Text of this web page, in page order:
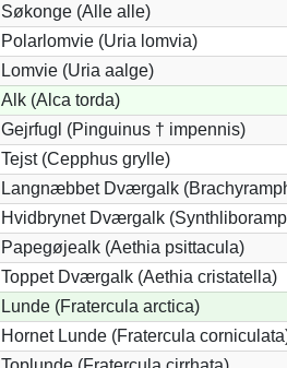
Søkonge (Alle alle)
Polarlomvie (Uria lomvia)
Lomvie (Uria aalge)
Alk (Alca torda)
Gejrfugl (Pinguinus † impennis)
Tejst (Cepphus grylle)
Langnæbbet Dværgalk
Hvidbrynet Dværgalk
Papegøjealk (Aethia psittacula)
Toppet Dværgalk (Aethia cristatella)
Lunde (Fratercula arctica)
Hornet Lunde (Fratercula